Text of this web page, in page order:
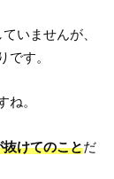
いませんが、
です。
ね。
けてのことだ